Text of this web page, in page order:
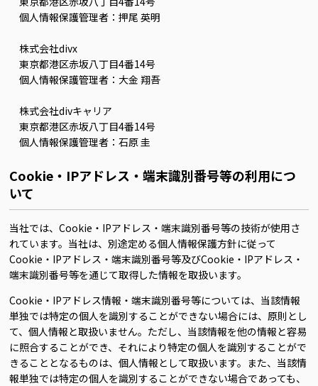
個人情報保護管理者：押尾 英明
株式会社divx
東京都港区赤坂八丁目4番14号
個人情報保護管理者：⼤⾦ 翔吾
株式会社divキャリア
東京都港区赤坂八丁目4番14号
個人情報保護管理者：石原 圭
Cookie・IPアドレス・端末識別番号等の利用につ
いて
当社では、Cookie・IPアドレス・端末識別番号等の技術が使用さ
れています。当社は、別途定める個人情報保護方針に従って
Cookie・IPアドレス・端末識別番号等及びCookie・IPアドレス・
端末識別番号等を通じて取得した情報を取扱います。
Cookie・IPアドレス情報・端末識別番号等については、当該情報
単独では特定の個人を識別することができない場合には、原則とし
て、個人情報と取扱いません。ただし、当該情報を他の情報と容易
に照合することができ、それにより特定の個人を識別することがで
きることとなるものは、個人情報として取扱います。また、当該情
報単独では特定の個人を識別することができない場合であっても、